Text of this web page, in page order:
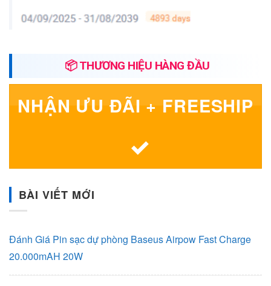
📦 THƯƠNG HIỆU HÀNG ĐẦU
NHẬN ƯU ĐÃI + FREESHIP
BÀI VIẾT MỚI
Đánh Giá Pin sạc dự phòng Baseus Airpow Fast Charge
20.000mAH 20W